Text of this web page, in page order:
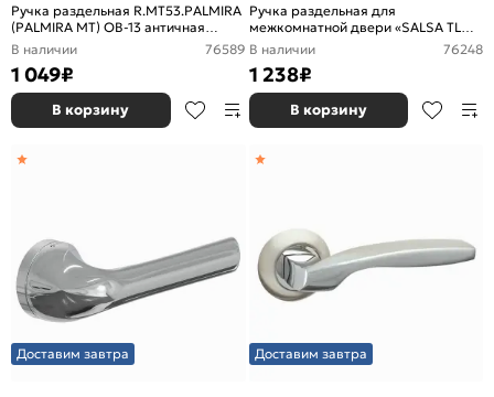
Ручка раздельная R.MT53.PALMIRA
(PALMIRA MT) OB-13 античная
бронза
В наличии 76589
1 049₽
В корзину
Ручка раздельная для
межкомнатной двери «SALSA TL
CF-17» Кофе
В наличии 76248
1 238₽
В корзину
Доставим завтра Доставим завтра